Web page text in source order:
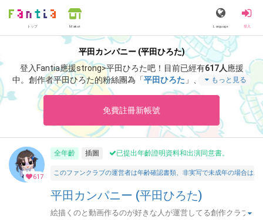
トップ Market Language 登入
平田カンパニー (平田ひろた)
登入Fantia應援strong>平田ひろた吧！ 目前已經有617人 應援
中。 創作者平田ひろた的粉絲團為「平田ひろた 」、當中含有「暑
中見舞いイラストてるてるちゃん
」等非常獨特的內容滿足您的視
もっと見る
免費註冊新帳號
617
全年齡 插圖 已提出年齡證明資料和出演同意書。
このファンクラブの運営者は年齢確認書類、非実写で未成年の場合は
平田カンパニー (平田ひろた)
絵描くのと動画作るのが好きな人が運営してる創作クラブ